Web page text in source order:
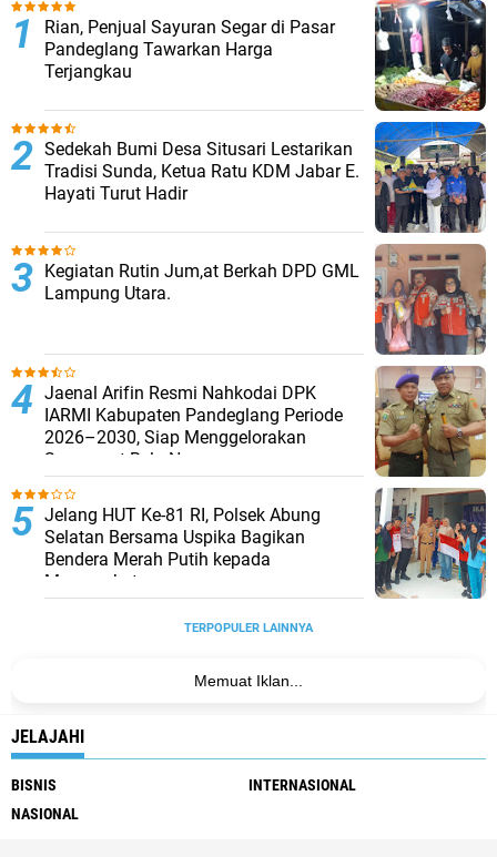
Rian, Penjual Sayuran Segar di Pasar
Pandeglang Tawarkan Harga
Terjangkau
Sedekah Bumi Desa Situsari Lestarikan
Tradisi Sunda, Ketua Ratu KDM Jabar E.
Hayati Turut Hadir
Kegiatan Rutin Jum,at Berkah DPD GML
Lampung Utara.
Jaenal Arifin Resmi Nahkodai DPK
IARMI Kabupaten Pandeglang Periode
2026–2030, Siap Menggelorakan
Semangat Bela Negara
Jelang HUT Ke-81 RI, Polsek Abung
Selatan Bersama Uspika Bagikan
Bendera Merah Putih kepada
Masyarakat
TERPOPULER LAINNYA
Memuat Iklan...
JELAJAHI
BISNIS
INTERNASIONAL
NASIONAL